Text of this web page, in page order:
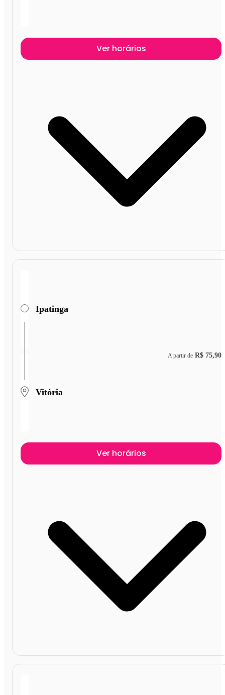
Ver horários
Ipatinga
Vitória
A partir de R$ 75,90
Ver horários